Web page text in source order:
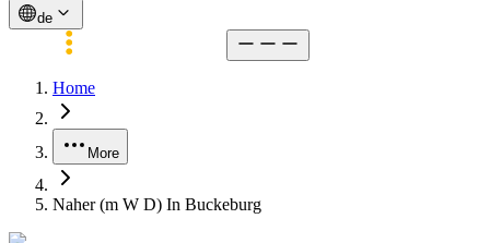
de
Home
More
Naher (m W D) In Buckeburg